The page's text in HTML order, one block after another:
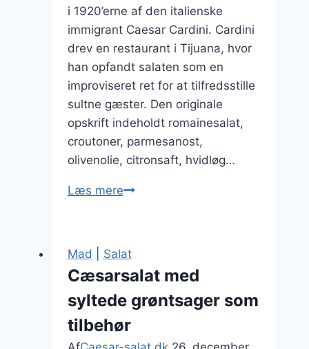
i 1920’erne af den italienske
immigrant Caesar Cardini. Cardini
drev en restaurant i Tijuana, hvor
han opfandt salaten som en
improviseret ret for at tilfredsstille
sultne gæster. Den originale
opskrift indeholdt romainesalat,
croutoner, parmesanost,
olivenolie, citronsaft, hvidløg…
Læs mereCæsarsalat
peber
til
smagsoplevelse
Mad Salat
Cæsarsalat med
syltede grøntsager som
tilbehør